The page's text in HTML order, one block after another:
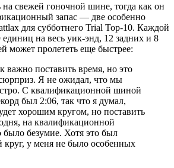
на свежей гоночной шине, тогда как он
запас — две особенно
для субботнего Trial Top-10. Каждой
на весь уик-энд, 12 задних и 8
может пролететь еще быстрее:
важно поставить время, но это
Я не ожидал, что мы
С квалификационной шиной
был 2:06, так что я думал,
хорошим кругом, но поставить
на квалификационной
безумие. Хотя это был
круг, у меня не было особенных